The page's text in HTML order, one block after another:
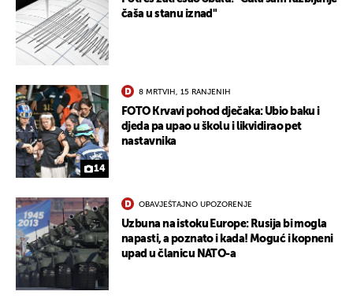
čaša u stanu iznad"
14
8 MRTVIH, 15 RANJENIH
FOTO Krvavi pohod dječaka: Ubio baku i
djeda pa upao u školu i likvidirao pet
nastavnika
OBAVJEŠTAJNO UPOZORENJE
Uzbuna na istoku Europe: Rusija bi mogla
napasti, a poznato i kada! Moguć i kopneni
upad u članicu NATO-a